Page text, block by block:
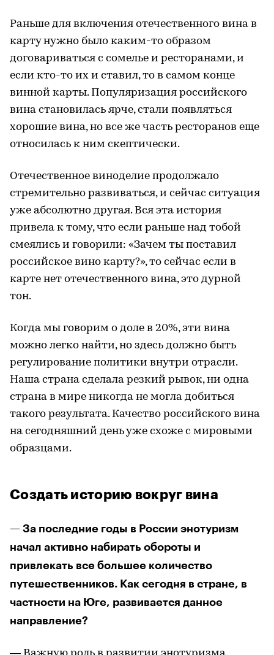
Раньше для включения отечественного вина в
карту нужно было каким-то образом
договариваться с сомелье и ресторанами, и
если кто-то их и ставил, то в самом конце
винной карты. Популяризация российского
вина становилась ярче, стали появляться
хорошие вина, но все же часть ресторанов еще
относилась к ним скептически.
Отечественное виноделие продолжало
стремительно развиваться, и сейчас ситуация
уже абсолютно другая. Вся эта история
привела к тому, что если раньше над тобой
смеялись и говорили: «Зачем ты поставил
российское вино карту?», то сейчас если в
карте нет отечественного вина, это дурной
тон.
Когда мы говорим о доле в 20%, эти вина
можно легко найти, но здесь должно быть
регулирование политики внутри отрасли.
Наша страна сделала резкий рывок, ни одна
страна в мире никогда не могла добиться
такого результата. Качество российского вина
на сегодняшний день уже схоже с мировыми
образцами.
Создать историю вокруг вина
— За последние годы в России энотуризм
начал активно набирать обороты и
привлекать все большее количество
путешественников. Как сегодня в стране, в
частности на Юге, развивается данное
направление?